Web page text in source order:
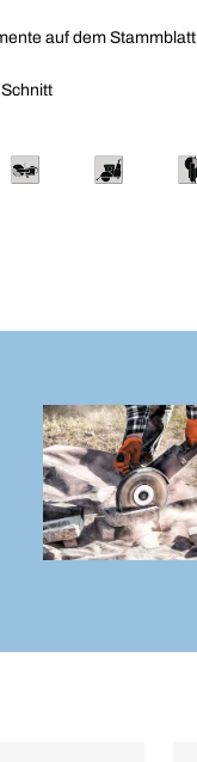
auf dem Stammblatt